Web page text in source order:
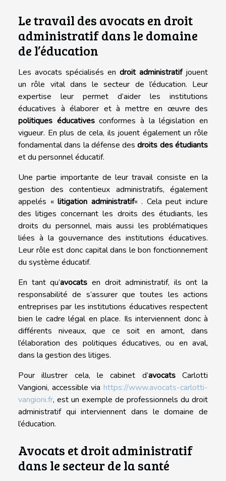
Le travail des avocats en droit
administratif dans le domaine
de l’éducation
Les avocats spécialisés en droit administratifjouent
un rôle vital dans le secteur de l’éducation. Leur
expertise leur permet d’aider les institutions
éducatives à élaborer et à mettre en œuvre des
politiques éducativesconformes à la législation en
vigueur. En plus de cela, ils jouent également un rôle
fondamental dans la défense desdroits des étudiants
et du personnel éducatif.
Une partie importante de leur travail consiste en la
gestion des contentieux administratifs, également
appelés «litigation administratif« . Cela peut inclure
des litiges concernant les droits des étudiants, les
droits du personnel, mais aussi les problématiques
liées à la gouvernance des institutions éducatives.
Leur rôle est donc capital dans le bon fonctionnement
du système éducatif.
En tant qu’avocats en droit administratif, ils ont la
responsabilité de s’assurer que toutes les actions
entreprises par les institutions éducatives respectent
bien le cadre légal en place. Ils interviennent donc à
différents niveaux, que ce soit en amont, dans
l’élaboration des politiques éducatives, ou en aval,
dans la gestion des litiges.
Pour illustrer cela, le cabinet d’avocatsCarlotti
Vangioni, accessible via https://www.avocats-carlotti-
vangioni.fr, est un exemple de professionnels du droit
administratif qui interviennent dans le domaine de
l’éducation.
Avocats et droit administratif
dans le secteur de la santé